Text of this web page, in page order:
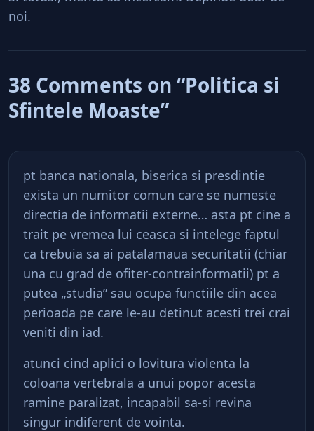
noi.
38 Comments on “Politica si
Sfintele Moaste”
pt banca nationala, biserica si presdintie
exista un numitor comun care se numeste
directia de informatii externe… asta pt cine a
trait pe vremea lui ceasca si intelege faptul
ca trebuia sa ai patalamaua securitatii (chiar
una cu grad de ofiter-contrainformatii) pt a
putea „studia” sau ocupa functiile din acea
perioada pe care le-au detinut acesti trei crai
veniti din iad.
atunci cind aplici o lovitura violenta la
coloana vertebrala a unui popor acesta
ramine paralizat, incapabil sa-si revina
singur indiferent de vointa.